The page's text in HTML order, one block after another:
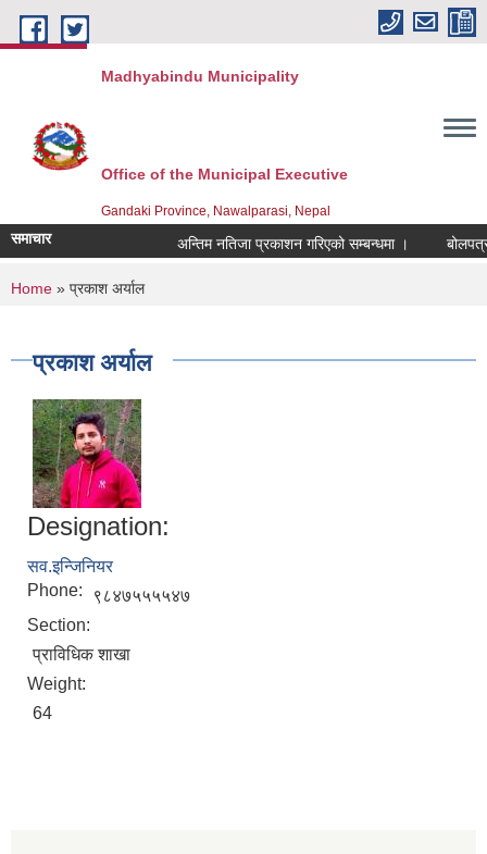
Skip to main content
Madhyabindu Municipality
Office of the Municipal Executive
Gandaki Province, Nawalparasi, Nepal
समाचार अन्तिम नतिजा प्रकाशन गरिएको सम्बन्धमा । बोलपत्र
You are here
Home » प्रकाश अर्याल
प्रकाश अर्याल
Designation:
सव.इन्जिनियर
Phone:
९८४७५५५५४७
Section:
प्राविधिक शाखा
Weight:
64